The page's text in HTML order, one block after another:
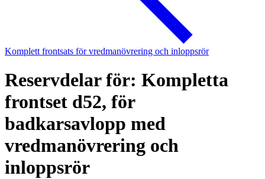
Komplett frontsats för vredmanövrering och inloppsrör
Reservdelar för: Kompletta
frontset d52, för
badkarsavlopp med
vredmanövrering och
inloppsrör